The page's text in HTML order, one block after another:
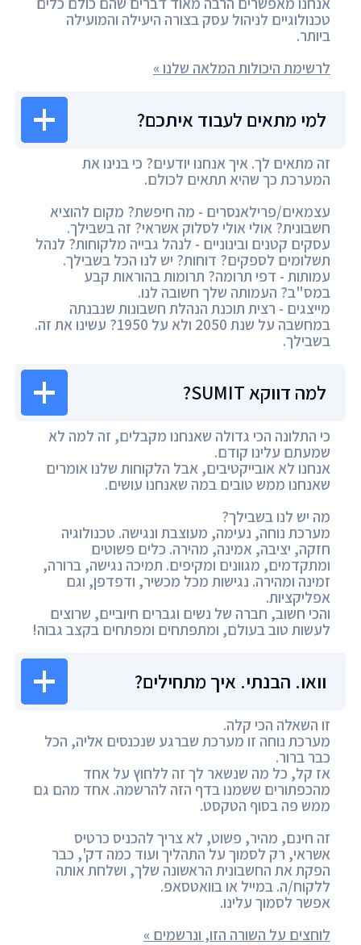
טכנולוגיים לניהול עסק בצורה היעילה והמועילה
ביותר.
לרשימת היכולות המלאה שלנו »
למי מתאים לעבוד איתכם?
זה מתאים לך. איך אנחנו יודעים? כי בנינו את
המערכת כך שהיא תתאים לכולם.
עצמאים/פרילאנסרים - מה חיפשת? מקום להוציא
חשבונית? אולי אולי לסלוק אשראי? זה בשבילך.
עסקים קטנים ובינוניים - לנהל גבייה מלקוחות? לנהל
תשלומים לספקים? דוחות? יש לנו הכל בשבילך.
עמותות - דפי תרומה? תרומות בהוראות קבע
במס"ב? העמותה שלך חשובה לנו.
מייצגים - רצית תוכנת הנהלת חשבונות שנבנתה
במחשבה על שנת 2050 ולא על 1950? עשינו את זה.
בשבילך.
למה דווקא SUMIT?
כי התלונה הכי גדולה שאנחנו מקבלים, זה למה לא
שמעתם עלינו קודם.
אנחנו לא אובייקטיבים, אבל הלקוחות שלנו אומרים
שאנחנו ממש טובים במה שאנחנו עושים.
מה יש לנו בשבילך?
מערכת נוחה, נעימה, מעוצבת ונגישה. טכנולוגיה
חזקה, יציבה, אמינה, מהירה. כלים פשוטים
ומתקדמים, מגוונים ומקיפים. תמיכה נגישה, ברורה,
זמינה ומהירה. נגישות מכל מכשיר, ודפדפן, וגם
אפליקציות.
והכי חשוב, חברה של נשים וגברים חיוביים, שרוצים
לעשות טוב בעולם, ומתפתחים ומפתחים בקצב גבוה!
וואו. הבנתי. איך מתחילים?
זו השאלה הכי קלה.
מערכת נוחה זו מערכת שברגע שנכנסים אליה, הכל
כבר ברור.
אז קל, כל מה שנשאר לך זה ללחוץ על אחד
מהכפתורים ששמנו בדף הזה להרשמה. אחד מהם גם
ממש פה בסוף הטקסט.
זה חינם, מהיר, פשוט, לא צריך להכניס כרטיס
אשראי, רק לסמוך על התהליך ועוד כמה דק', כבר
הפקת את החשבונית הראשונה שלך, ושלחת אותה
ללקוח/ה. במייל או בוואטסאפ.
אפשר לסמוך עלינו.
לוחצים על השורה הזו, ונרשמים »